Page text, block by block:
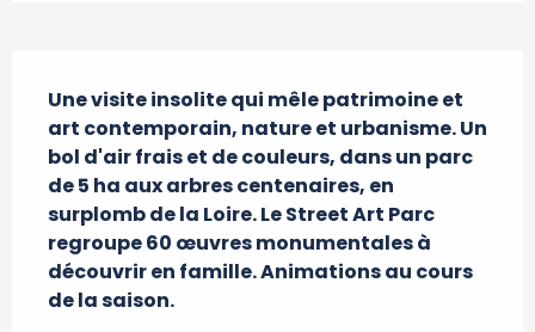
Une visite insolite qui mêle patrimoine et
art contemporain, nature et urbanisme. Un
bol d'air frais et de couleurs, dans un parc
de 5 ha aux arbres centenaires, en
surplomb de la Loire. Le Street Art Parc
regroupe 60 œuvres monumentales à
découvrir en famille. Animations au cours
de la saison.